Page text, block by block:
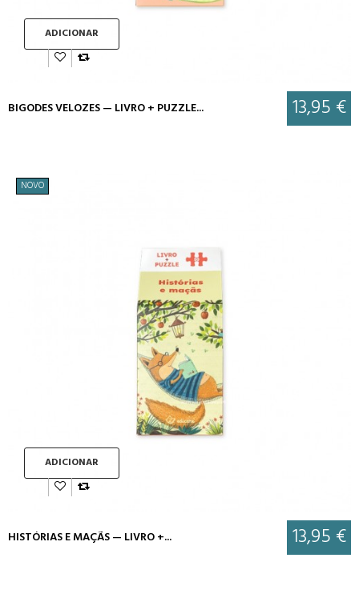
ADICIONAR
BIGODES VELOZES — LIVRO + PUZZLE... 13,95 €
NOVO
ADICIONAR
HISTÓRIAS E MAÇÃS — LIVRO +... 13,95 €